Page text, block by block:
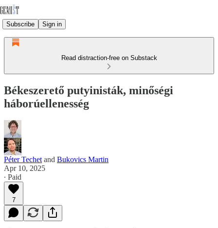
Subscribe Sign in
Read distraction-free on Substack
Békeszerető putyinisták, minőségi
háborúellenesség
Péter Techet and Bukovics Martin
Apr 10, 2025
∙ Paid
7